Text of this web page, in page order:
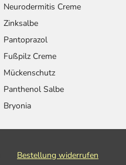
Neurodermitis Creme
Zinksalbe
Pantoprazol
Fußpilz Creme
Mückenschutz
Panthenol Salbe
Bryonia
Bestellung widerrufen